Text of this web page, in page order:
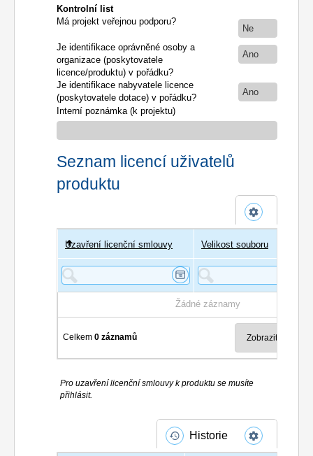
Kontrolní list
Má projekt veřejnou podporu?
Ne
Je identifikace oprávněné osoby a
organizace (poskytovatele
licence/produktu) v pořádku?
Ano
Je identifikace nabyvatele licence
(poskytovatele dotace) v pořádku?
Ano
Interní poznámka (k projektu)
Seznam licencí uživatelů
produktu
Uživatel
Uzavření licenční smlouvy Velikost souboru
Žádné záznamy
Celkem0 záznamů
Pro uzavření licenční smlouvy k produktu se musíte
přihlásit.
Historie